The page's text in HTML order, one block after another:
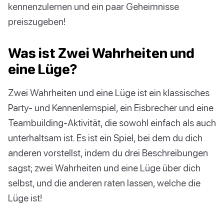
kennenzulernen und ein paar Geheimnisse
preiszugeben!
Was ist Zwei Wahrheiten und
eine Lüge?
Zwei Wahrheiten und eine Lüge ist ein klassisches
Party- und Kennenlernspiel, ein Eisbrecher und eine
Teambuilding-Aktivität, die sowohl einfach als auch
unterhaltsam ist. Es ist ein Spiel, bei dem du dich
anderen vorstellst, indem du drei Beschreibungen
sagst; zwei Wahrheiten und eine Lüge über dich
selbst, und die anderen raten lassen, welche die
Lüge ist!